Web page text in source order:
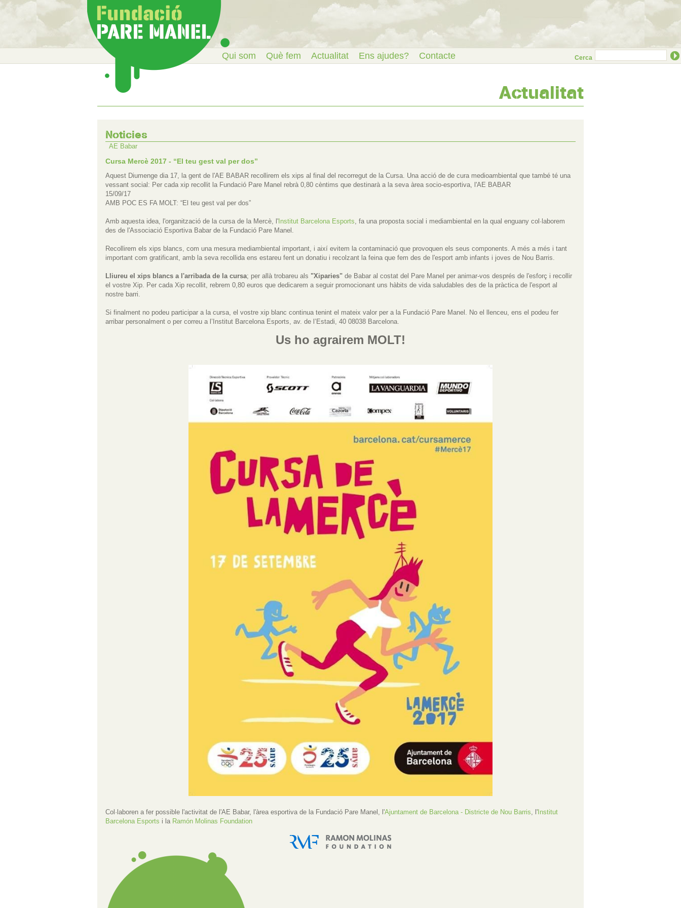
Qui som Què fem Actualitat Ens ajudes? Contacte
Actualitat
Noticies
AE Babar
Cursa Mercè 2017 - “El teu gest val per dos”
Aquest Diumenge dia 17, la gent de l'AE BABAR recollirem els xips al final del recorregut de la Cursa. Una acció de de cura medioambiental que també té una
vessant social: Per cada xip recollit la Fundació Pare Manel rebrà 0,80 cèntims que destinarà a la seva àrea socio-esportiva, l'AE BABAR
15/09/17
AMB POC ES FA MOLT: “El teu gest val per dos”
Amb aquesta idea, l'organització de la cursa de la Mercè, l'Institut Barcelona Esports , fa una proposta social i mediambiental en la qual enguany col·laborem
des de l'Associació Esportiva Babar de la Fundació Pare Manel.
Recollirem els xips blancs, com una mesura mediambiental important, i així evitem la contaminació que provoquen els seus components. A més a més i tant
important com gratificant, amb la seva recollida ens estareu fent un donatiu i recolzant la feina que fem des de l'esport amb infants i joves de Nou Barris.
Lliureu el xips blancs a l'arribada de la cursa; per allà trobareu als "Xiparies" de Babar al costat del Pare Manel per animar-vos després de l'esforç i recollir
el vostre Xip. Per cada Xip recollit, rebrem 0,80 euros que dedicarem a seguir promocionant uns hàbits de vida saludables des de la pràctica de l'esport al
nostre barri.
Si finalment no podeu participar a la cursa, el vostre xip blanc continua tenint el mateix valor per a la Fundació Pare Manel. No el llenceu, ens el podeu fer
arribar personalment o per correu a l’Institut Barcelona Esports, av. de l’Estadi, 40 08038 Barcelona.
Us ho agrairem MOLT!
Col·laboren a fer possible l'activitat de l'AE Babar, l'àrea esportiva de la Fundació Pare Manel, l'Ajuntament de Barcelona - Districte de Nou Barris , l'Institut
Barcelona Esports i la Ramón Molinas Foundation
Cerca